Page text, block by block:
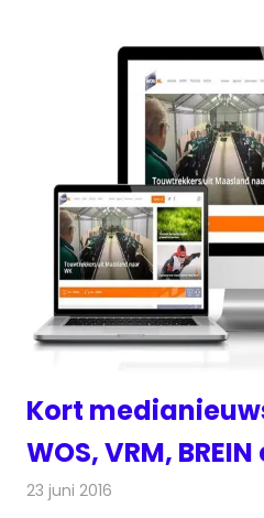
Kort
WOS, VRM,
23 juni 2016